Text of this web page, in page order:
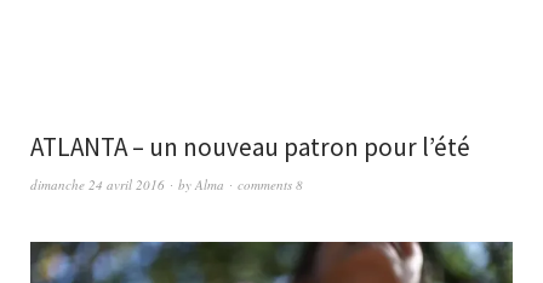
ATLANTA – un nouveau patron pour l’été
dimanche 24 avril 2016 by Alma comments 8